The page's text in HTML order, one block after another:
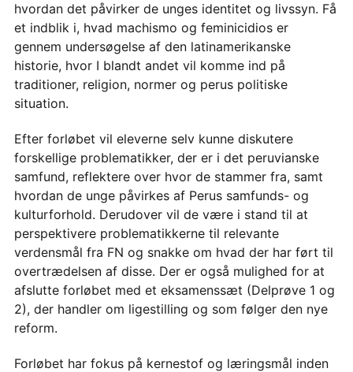
hvordan det påvirker de unges identitet og livssyn. Få
et indblik i, hvad machismo og feminicidios er
gennem undersøgelse af den latinamerikanske
historie, hvor I blandt andet vil komme ind på
traditioner, religion, normer og perus politiske
situation.
Efter forløbet vil eleverne selv kunne diskutere
forskellige problematikker, der er i det peruvianske
samfund, reflektere over hvor de stammer fra, samt
hvordan de unge påvirkes af Perus samfunds- og
kulturforhold. Derudover vil de være i stand til at
perspektivere problematikkerne til relevante
verdensmål fra FN og snakke om hvad der har ført til
overtrædelsen af disse. Der er også mulighed for at
afslutte forløbet med et eksamenssæt (Delprøve 1 og
2), der handler om ligestilling og som følger den nye
reform.
Forløbet har fokus på kernestof og læringsmål inden